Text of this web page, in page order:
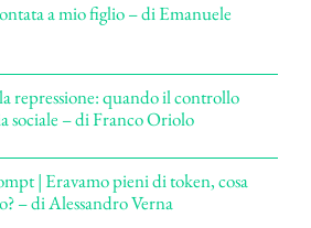
a mio figlio – di Emanuele
repressione: quando il controllo
sociale – di Franco Oriolo
| Eravamo pieni di token, cosa
– di Alessandro Verna